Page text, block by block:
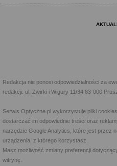
Redakcja nie ponosi odpowiedzialności za
redakcji: ul. Żwirki i Wigury 11/34 83-000
Serwis Optyczne.pl wykorzystuje pliki
dostarczać im odpowiednie treści oraz
narzędzie Google Analytics, które jest przez
urządzenia, z którego korzystasz.
Masz możliwość zmiany preferencji
witrynę.